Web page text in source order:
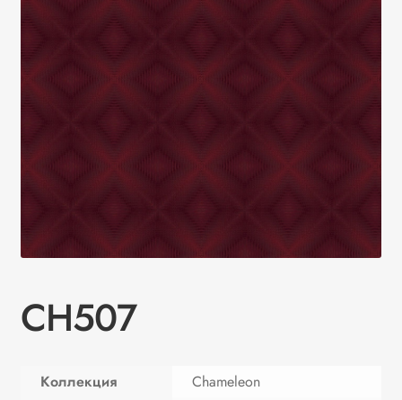
CH507
Коллекция
Chameleon